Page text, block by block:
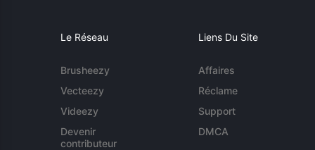
Le Réseau
Brusheezy
Vecteezy
Videezy
Devenir
contributeur
Liens Du Site
Affaires
Réclame
Support
DMCA